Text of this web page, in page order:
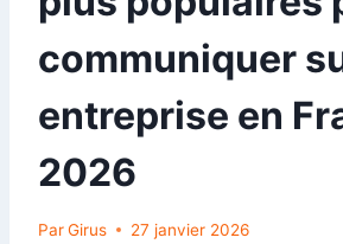
communiquer
entreprise en
2026
ParGirus 27 janvier 2026